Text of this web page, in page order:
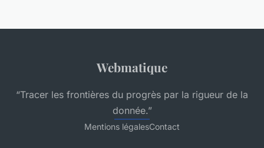
Webmatique
“Tracer les frontières du progrès par la rigueur de la
donnée.”
Mentions légalesContact